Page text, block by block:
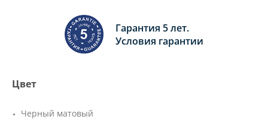
Гарантия 5 лет.
Условия гарантии
Цвет
Черный матовый